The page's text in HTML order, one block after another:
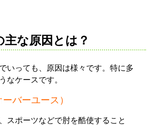
主な原因とは？
いっても、原因は様々です。特に多
なケースです。
バーユース）
スポーツなどで肘を酷使すること